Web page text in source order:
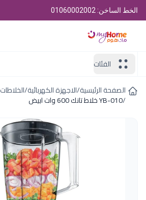
الخط الساخن: 01060002002
الفئات
الصفحة الرئيسية/الاجهزة الكهربائية/الخلاطات
/YB-010 خلاط تانك 600 وات ابيض